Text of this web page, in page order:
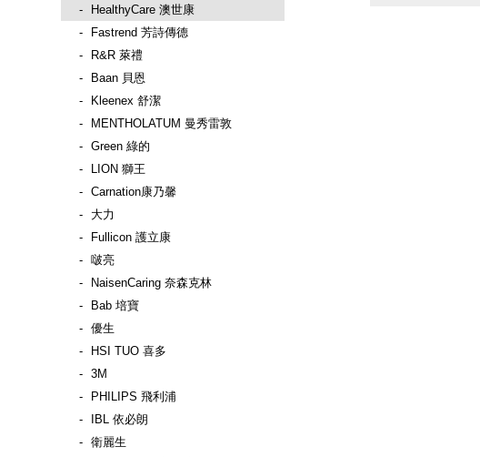
HealthyCare 澳世康
Fastrend 芳詩傳德
R&R 萊禮
Baan 貝恩
Kleenex 舒潔
MENTHOLATUM 曼秀雷敦
Green 綠的
LION 獅王
Carnation康乃馨
大力
Fullicon 護立康
啵亮
NaisenCaring 奈森克林
Bab 培寶
優生
HSI TUO 喜多
3M
PHILIPS 飛利浦
IBL 依必朗
衛麗生